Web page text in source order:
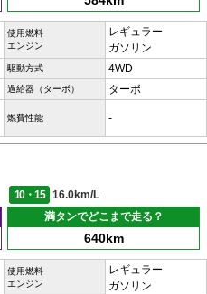
使用燃料
エンジン
レギュラー
ガソリン
駆動方式 4WD
過給器（ターボ） ターボ
燃費性能 -
10・15
16.0km/L
満タンでどこまで走る？
640km
使用燃料
エンジン
レギュラー
ガソリン